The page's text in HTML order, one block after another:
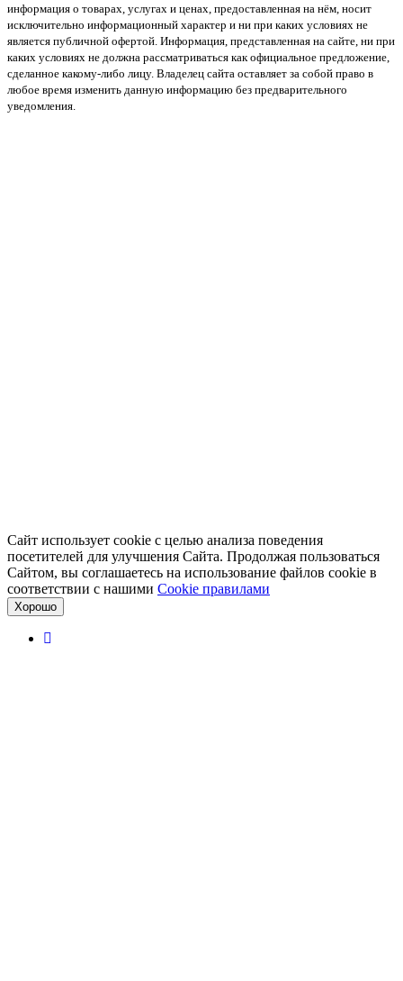
информация о товарах, услугах и ценах, предоставленная на нём, носит
исключительно информационный характер и ни при каких условиях не
является публичной офертой. Информация, представленная на сайте, ни при
каких условиях не должна рассматриваться как официальное предложение,
сделанное какому-либо лицу. Владелец сайта оставляет за собой право в
любое время изменить данную информацию без предварительного
уведомления.
Сайт использует cookie с целью анализа поведения
посетителей для улучшения Сайта. Продолжая пользоваться
Сайтом, вы соглашаетесь на использование файлов cookie в
соответствии с нашими Cookiе правилами
Хорошо